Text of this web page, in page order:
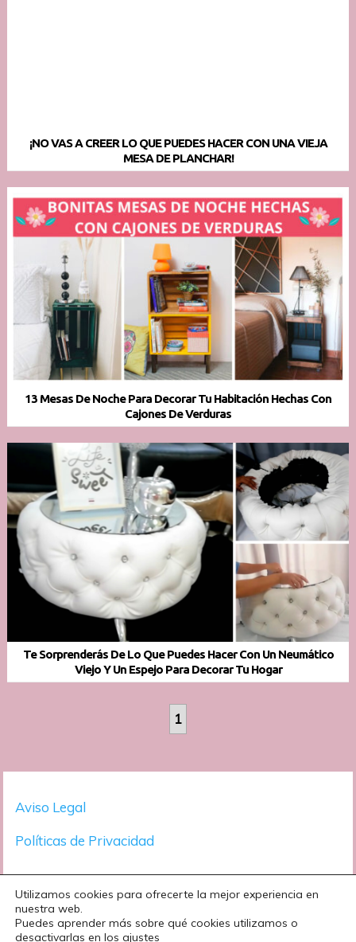
¡NO VAS A CREER LO QUE PUEDES HACER CON UNA VIEJA
MESA DE PLANCHAR!
13 Mesas De Noche Para Decorar Tu Habitación Hechas Con
Cajones De Verduras
Te Sorprenderás De Lo Que Puedes Hacer Con Un Neumático
Viejo Y Un Espejo Para Decorar Tu Hogar
1
Aviso Legal
Políticas de Privacidad
Utilizamos cookies para ofrecerte la mejor experiencia en
nuestra web.
Puedes aprender más sobre qué cookies utilizamos o
desactivarlas en los ajustes